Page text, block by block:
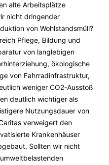
alte Arbeitsplätze
nicht dringender
von Wohlstandsmüll?
Pflege, Bildung und
von langlebigen
ökologische
von Fahrradinfrastruktur,
weniger CO2-Ausstoß
deutlich wichtiger als
Nutzungsdauer von
verweigert den
Krankenhäuser
Sollten wir nicht